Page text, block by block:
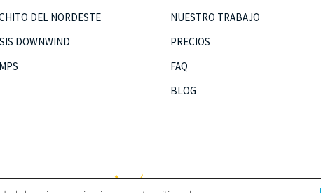
DEL NORDESTE
DOWNWIND
NUESTRO TRABAJO
PRECIOS
FAQ
BLOG
Términos y